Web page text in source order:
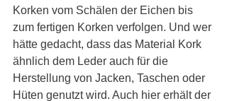
Korken vom Schälen der Eichen bis
zum fertigen Korken verfolgen. Und wer
hätte gedacht, dass das Material Kork
ähnlich dem Leder auch für die
Herstellung von Jacken, Taschen oder
Hüten genutzt wird. Auch hier erhält der